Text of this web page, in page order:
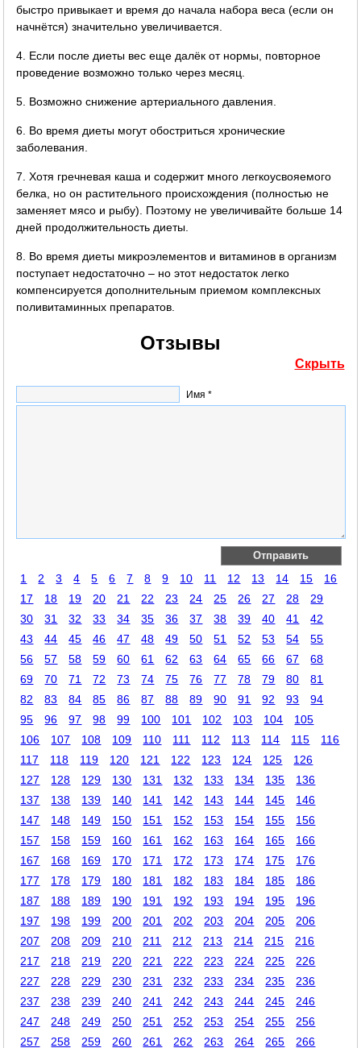
быстро привыкает и время до начала набора веса (если он
начнётся) значительно увеличивается.
4. Если после диеты вес еще далёк от нормы, повторное
проведение возможно только через месяц.
5. Возможно снижение артериального давления.
6. Во время диеты могут обостриться хронические
заболевания.
7. Хотя гречневая каша и содержит много легкоусвояемого
белка, но он растительного происхождения (полностью не
заменяет мясо и рыбу). Поэтому не увеличивайте больше 14
дней продолжительность диеты.
8. Во время диеты микроэлементов и витаминов в организм
поступает недостаточно – но этот недостаток легко
компенсируется дополнительным приемом комплексных
поливитаминных препаратов.
Отзывы
Скрыть
Имя *
1 2 3 4 5 6 7 8 9 10 11 12 13 14 15
16
17
18 19 20 21 22 23 24 25 26 27 28
29
30
31 32 33 34 35 36 37 38 39 40 41
42
43
44 45 46 47 48 49 50 51 52 53 54
55
56
57 58 59 60 61 62 63 64 65 66 67
68
69
70 71 72 73 74 75 76 77 78 79 80
81
82
83 84 85 86 87 88 89 90 91 92 93
94
95
96 97 98 99 100 101 102 103 104
105
106
107 108 109 110 111 112 113 114 115
116
117
118 119 120 121 122 123 124 125
126
127
128 129 130 131 132 133 134 135
136
137
138 139 140 141 142 143 144 145
146
147
148 149 150 151 152 153 154 155
156
157
158 159 160 161 162 163 164 165
166
167
168 169 170 171 172 173 174 175
176
177
178 179 180 181 182 183 184 185
186
187
188 189 190 191 192 193 194 195
196
197
198 199 200 201 202 203 204 205
206
207
208 209 210 211 212 213 214 215
216
217
218 219 220 221 222 223 224 225
226
227
228 229 230 231 232 233 234 235
236
237
238 239 240 241 242 243 244 245
246
247
248 249 250 251 252 253 254 255
256
257
258 259 260 261 262 263 264 265 266